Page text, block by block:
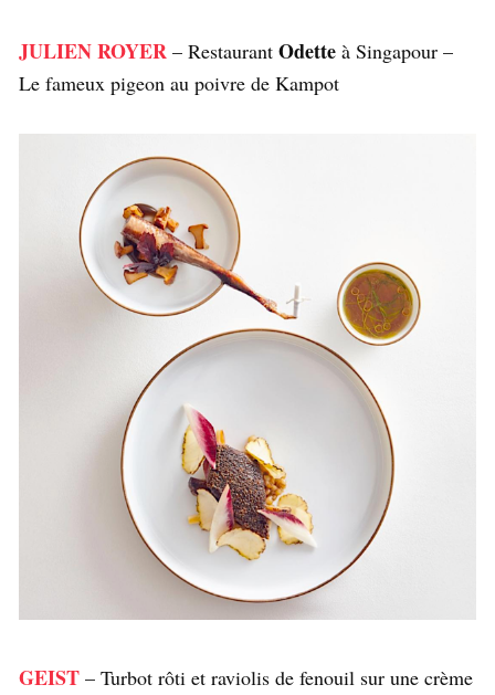
JULIEN ROYER – Restaurant Odette à Singapour –
Le fameux pigeon au poivre de Kampot
GEIST – Turbot rôti et raviolis de fenouil sur une crème